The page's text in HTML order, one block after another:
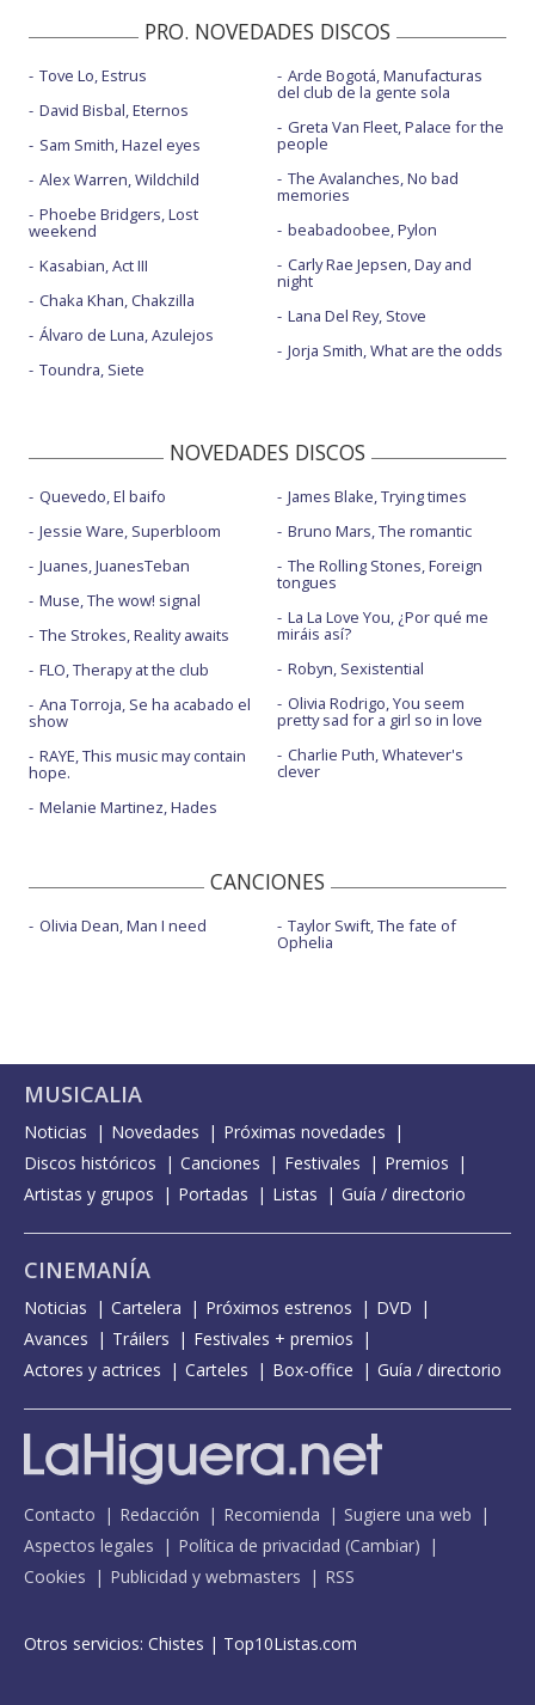
PRO. NOVEDADES DISCOS
Tove Lo, Estrus
David Bisbal, Eternos
Sam Smith, Hazel eyes
Alex Warren, Wildchild
Phoebe Bridgers, Lost
weekend
Kasabian, Act III
Chaka Khan, Chakzilla
Álvaro de Luna, Azulejos
Toundra, Siete
Arde Bogotá, Manufacturas
del club de la gente sola
Greta Van Fleet, Palace for the
people
The Avalanches, No bad
memories
beabadoobee, Pylon
Carly Rae Jepsen, Day and
night
Lana Del Rey, Stove
Jorja Smith, What are the odds
NOVEDADES DISCOS
Quevedo, El baifo
Jessie Ware, Superbloom
Juanes, JuanesTeban
Muse, The wow! signal
The Strokes, Reality awaits
FLO, Therapy at the club
Ana Torroja, Se ha acabado el
show
RAYE, This music may contain
hope.
Melanie Martinez, Hades
James Blake, Trying times
Bruno Mars, The romantic
The Rolling Stones, Foreign
tongues
La La Love You, ¿Por qué me
miráis así?
Robyn, Sexistential
Olivia Rodrigo, You seem
pretty sad for a girl so in love
Charlie Puth, Whatever's
clever
CANCIONES
Olivia Dean, Man I need Taylor Swift, The fate of
Ophelia
MUSICALIA
Noticias Novedades
Próximas novedades
Discos históricos
Canciones Festivales
Premios
Artistas y grupos
Portadas Listas Guía / directorio
CINEMANÍA
Noticias Cartelera Próximos estrenos
DVD
Avances
Tráilers
Festivales + premios
Actores y actrices
Carteles Box-office Guía / directorio
Contacto Redacción Recomienda
Sugiere una web
Aspectos legales
Política de privacidad (Cambiar)
Cookies
Publicidad y webmasters RSS
Otros servicios: Chistes | Top10Listas.com